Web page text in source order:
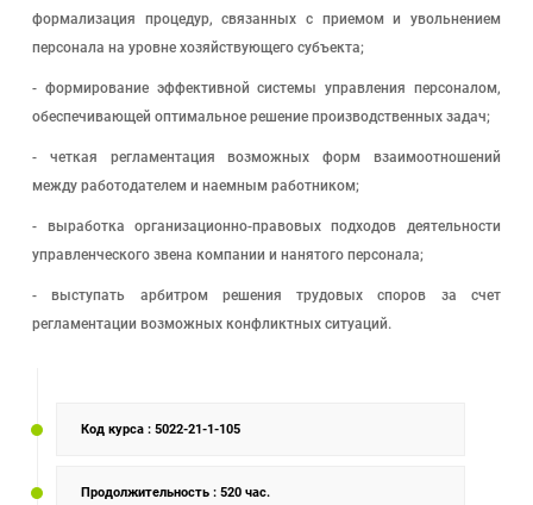
формализация процедур, связанных с приемом и увольнением
персонала на уровне хозяйствующего субъекта;
- формирование эффективной системы управления персоналом,
обеспечивающей оптимальное решение производственных задач;
- четкая регламентация возможных форм взаимоотношений
между работодателем и наемным работником;
- выработка организационно-правовых подходов деятельности
управленческого звена компании и нанятого персонала;
- выступать арбитром решения трудовых споров за счет
регламентации возможных конфликтных ситуаций.
Код курса: 5022-21-1-105
Продолжительность: 520 час.